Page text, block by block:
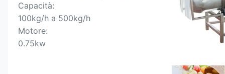
Capacità:
100kg/h a 500kg/h
Motore:
0.75kw